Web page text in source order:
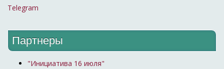
Telegram
Партнеры
"Инициатива 16 июля"